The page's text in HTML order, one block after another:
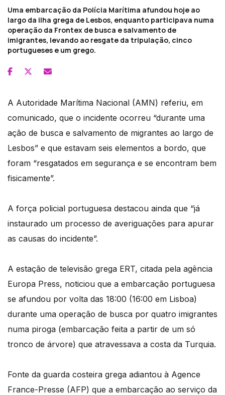
Uma embarcação da Polícia Marítima afundou hoje ao
largo da ilha grega de Lesbos, enquanto participava numa
operação da Frontex de busca e salvamento de
imigrantes, levando ao resgate da tripulação, cinco
portugueses e um grego.
A Autoridade Marítima Nacional (AMN) referiu, em
comunicado, que o incidente ocorreu “durante uma
ação de busca e salvamento de migrantes ao largo de
Lesbos” e que estavam seis elementos a bordo, que
foram “resgatados em segurança e se encontram bem
fisicamente”.
A força policial portuguesa destacou ainda que “já
instaurado um processo de averiguações para apurar
as causas do incidente”.
A estação de televisão grega ERT, citada pela agência
Europa Press, noticiou que a embarcação portuguesa
se afundou por volta das 18:00 (16:00 em Lisboa)
durante uma operação de busca por quatro imigrantes
numa piroga (embarcação feita a partir de um só
tronco de árvore) que atravessava a costa da Turquia.
Fonte da guarda costeira grega adiantou à Agence
France-Presse (AFP) que a embarcação ao serviço da